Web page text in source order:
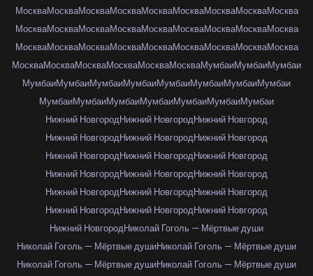
МоскваМоскваМоскваМоскваМоскваМоскваМоскваМоскваМосква
МоскваМоскваМоскваМоскваМоскваМоскваМоскваМоскваМосква
МоскваМоскваМоскваМоскваМоскваМоскваМоскваМоскваМосква
МоскваМоскваМоскваМоскваМоскваМоскваМумбаиМумбаиМумбаи
МумбаиМумбаиМумбаиМумбаиМумбаиМумбаиМумбаиМумбаи
МумбаиМумбаиМумбаиМумбаиМумбаиМумбаиМумбаи
Нижний НовгородНижний НовгородНижний Новгород
Нижний НовгородНижний НовгородНижний Новгород
Нижний НовгородНижний НовгородНижний Новгород
Нижний НовгородНижний НовгородНижний Новгород
Нижний НовгородНижний НовгородНижний Новгород
Нижний НовгородНижний НовгородНижний Новгород
Нижний НовгородНиколай Гоголь — Мёртвые души
Николай Гоголь — Мёртвые душиНиколай Гоголь — Мёртвые души
Николай Гоголь — Мёртвые душиНиколай Гоголь — Мёртвые души